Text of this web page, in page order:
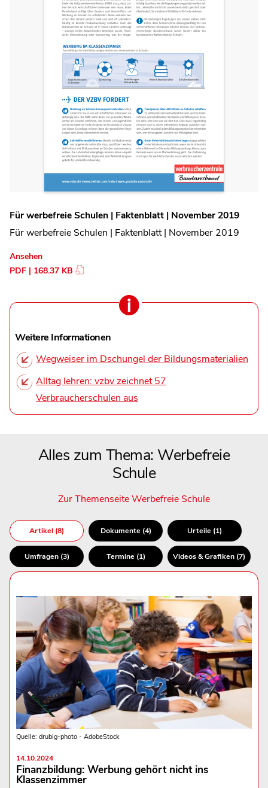
Für werbefreie Schulen | Faktenblatt | November 2019
Für werbefreie Schulen | Faktenblatt | November 2019
Ansehen
PDF | 168.37 KB
Weitere Informationen
Wegweiser im Dschungel der Bildungsmaterialien
Alltag lehren: vzbv zeichnet 57
Verbraucherschulen aus
Alles zum Thema: Werbefreie
Schule
Zur Themenseite Werbefreie Schule
Artikel (8) Dokumente (4) Urteile (1)
Umfragen (3) Termine (1) Videos & Grafiken (7)
Quelle: drubig-photo - AdobeStock
14.10.2024
Finanzbildung: Werbung gehört nicht ins
Klassenzimmer